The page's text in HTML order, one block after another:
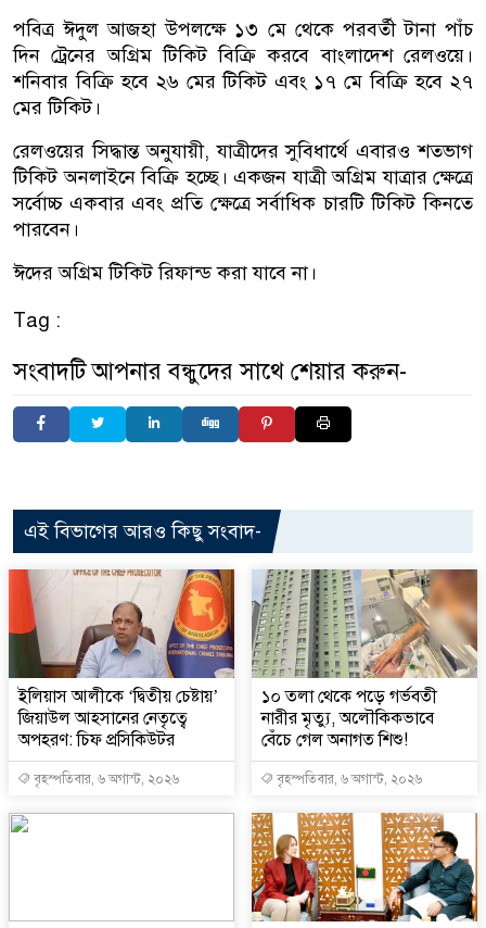
পবিত্র ঈদুল আজহা উপলক্ষে ১৩ মে থেকে পরবর্তী টানা পাঁচ
দিন ট্রেনের অগ্রিম টিকিট বিক্রি করবে বাংলাদেশ রেলওয়ে।
শনিবার বিক্রি হবে ২৬ মের টিকিট এবং ১৭ মে বিক্রি হবে ২৭
মের টিকিট।
রেলওয়ের সিদ্ধান্ত অনুযায়ী, যাত্রীদের সুবিধার্থে এবারও শতভাগ
টিকিট অনলাইনে বিক্রি হচ্ছে। একজন যাত্রী অগ্রিম যাত্রার ক্ষেত্রে
সর্বোচ্চ একবার এবং প্রতি ক্ষেত্রে সর্বাধিক চারটি টিকিট কিনতে
পারবেন।
ঈদের অগ্রিম টিকিট রিফান্ড করা যাবে না।
Tag :
সংবাদটি আপনার বন্ধুদের সাথে শেয়ার করুন-
এই বিভাগের আরও কিছু সংবাদ-
ইলিয়াস আলীকে ‘দ্বিতীয় চেষ্টায়’
জিয়াউল আহসানের নেতৃত্বে
অপহরণ: চিফ প্রসিকিউটর
বৃহস্পতিবার, ৬ অগাস্ট, ২০২৬
১০ তলা থেকে পড়ে গর্ভবতী
নারীর মৃত্যু, অলৌকিকভাবে
বেঁচে গেল অনাগত শিশু!
বৃহস্পতিবার, ৬ অগাস্ট, ২০২৬